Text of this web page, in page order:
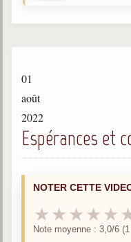
Divaldo Franco
Bibliothèque
Bibliothèque
Documents
01
août
2022
Espérances et
NOTER CETTE
★ ★ ★ ★ ★
Note moyenne : 3,0/6